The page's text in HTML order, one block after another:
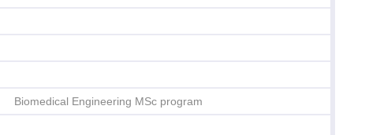
Biomedical Engineering MSc program